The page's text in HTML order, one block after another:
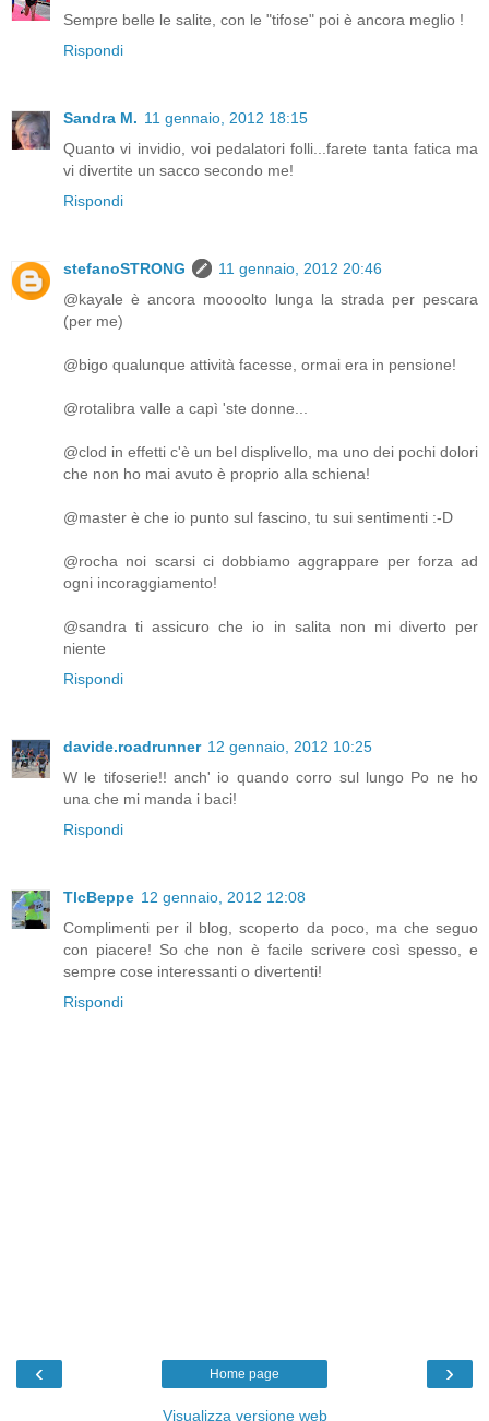
Sempre belle le salite, con le "tifose" poi è ancora meglio !
Rispondi
Sandra M. 11 gennaio, 2012 18:15
Quanto vi invidio, voi pedalatori folli...farete tanta fatica ma
vi divertite un sacco secondo me!
Rispondi
stefanoSTRONG
11 gennaio, 2012 20:46
@kayale è ancora moooolto lunga la strada per pescara
(per me)
@bigo qualunque attività facesse, ormai era in pensione!
@rotalibra valle a capì 'ste donne...
@clod in effetti c'è un bel displivello, ma uno dei pochi dolori
che non ho mai avuto è proprio alla schiena!
@master è che io punto sul fascino, tu sui sentimenti :-D
@rocha noi scarsi ci dobbiamo aggrappare per forza ad
ogni incoraggiamento!
@sandra ti assicuro che io in salita non mi diverto per
niente
Rispondi
davide.roadrunner 12 gennaio, 2012 10:25
W le tifoserie!! anch' io quando corro sul lungo Po ne ho
una che mi manda i baci!
Rispondi
TlcBeppe 12 gennaio, 2012 12:08
Complimenti per il blog, scoperto da poco, ma che seguo
con piacere! So che non è facile scrivere così spesso, e
sempre cose interessanti o divertenti!
Rispondi
‹ ›
Home page
Visualizza versione web